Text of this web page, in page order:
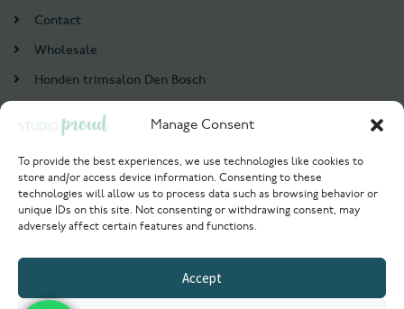
Manage Consent
To provide the best experiences, we use technologies like cookies to
store and/or access device information. Consenting to these
technologies will allow us to process data such as browsing behavior or
unique IDs on this site. Not consenting or withdrawing consent, may
adversely affect certain features and functions.
Accept
Contact
Wholesale
Honden trimsalon Den Bosch
Login / Register
Probeer nu
© 2021 Studioproud. All rights reserved.
Powered by